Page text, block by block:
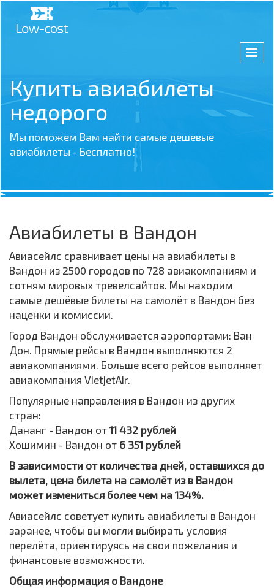
Купить авиабилеты
недорого
Мы поможем Вам найти самые дешевые
авиабилеты - Бесплатно!
Авиабилеты в Вандон
Авиасейлс сравнивает цены на авиабилеты в
Вандон из 2500 городов по 728 авиакомпаниям и
сотням мировых тревелсайтов. Мы находим
самые дешёвые билеты на самолёт в Вандон без
наценки и комиссии.
Город Вандон обслуживается аэропортами: Ван
Дон. Прямые рейсы в Вандон выполняются 2
авиакомпаниями. Больше всего рейсов выполняет
авиакомпания VietjetAir.
Популярные направления в Вандон из других
стран:
Дананг - Вандон от 11 432 рублей
Хошимин - Вандон от 6 351 рублей
В зависимости от количества дней, оставшихся до
вылета, цена билета на самолёт из в Вандон
может измениться более чем на 134%.
Авиасейлс советует купить авиабилеты в Вандон
заранее, чтобы вы могли выбирать условия
перелёта, ориентируясь на свои пожелания и
финансовые возможности.
Общая информация о Вандоне